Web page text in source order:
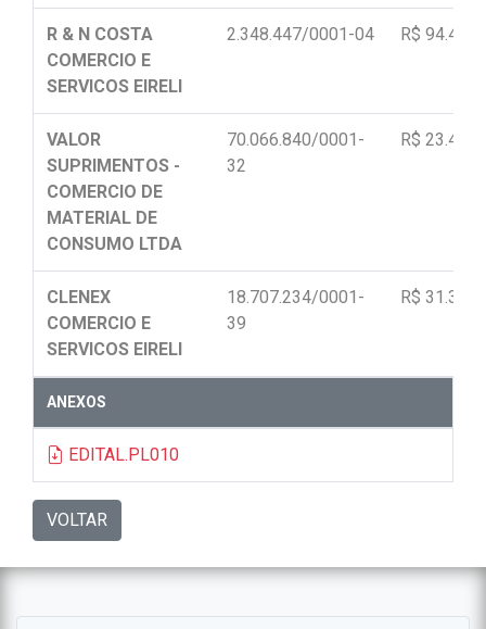
R & N COSTA
COMERCIO E
SERVICOS EIRELI
2.348.447/0001-04 R$
VALOR
SUPRIMENTOS -
COMERCIO DE
MATERIAL DE
CONSUMO LTDA
70.066.840/0001-
32
R$
CLENEX
COMERCIO E
SERVICOS EIRELI
18.707.234/0001-
39
R$
ANEXOS
EDITAL.PL010
VOLTAR